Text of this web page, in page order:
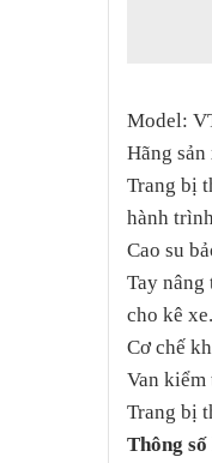
Model:
Hãng
Trang bị
hành
Cao su
Tay
cho kê xe.
Cơ chế
Van kiểm
Trang bị
Thông